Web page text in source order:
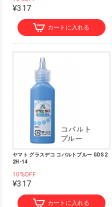
¥317
カートに入れる
ヤマト グラスデコ コバルトブルー GDS2
2H-14
10%OFF
¥317
カートに入れる